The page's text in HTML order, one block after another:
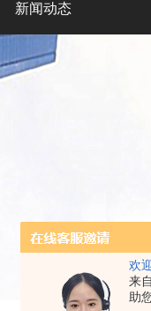
欢
来
助
新闻动态